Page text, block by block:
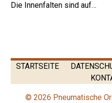
Die Innenfalten sind auf…
STARTSEITE
© 2026 Pneumatische